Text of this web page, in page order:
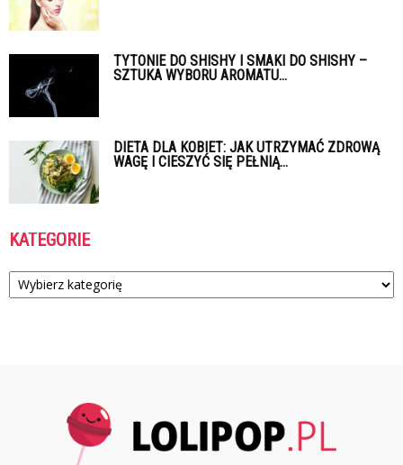
TYTONIE DO SHISHY I SMAKI DO SHISHY –
SZTUKA WYBORU AROMATU...
DIETA DLA KOBIET: JAK UTRZYMAĆ ZDROWĄ
WAGĘ I CIESZYĆ SIĘ PEŁNIĄ...
KATEGORIE
Kategorie